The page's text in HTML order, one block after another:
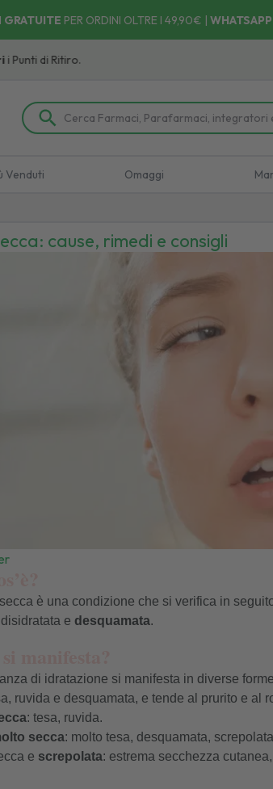
GRATUITE PER ORDINI OLTRE I 49,90€ | WHATSAPP
Venduti Omaggi
cause, rimedi e consigli
secca è una condizione che si verifica in
e desquamata.
di idratazione si manifesta in diverse
ruvida e desquamata, e tende al prurito e al
: tesa, ruvida.
secca: molto tesa, desquamata,
e screpolata: estrema secchezza